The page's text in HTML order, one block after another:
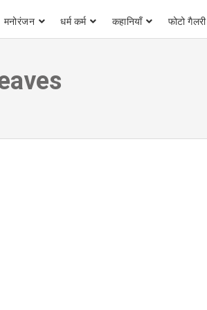
मनोरंजन धर्म कर्म कहानियाँ फोटो गैलरी